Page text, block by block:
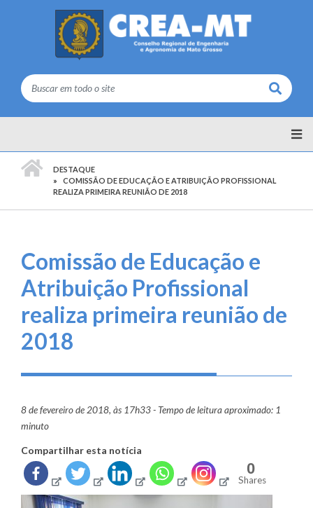
Buscar
DESTAQUE
COMISSÃO DE EDUCAÇÃO E ATRIBUIÇÃO PROFISSIONAL
REALIZA PRIMEIRA REUNIÃO DE 2018
Comissão de Educação e
Atribuição Profissional
realiza primeira reunião de
2018
8 de fevereiro de 2018, às 17h33 - Tempo de leitura aproximado: 1
minuto
Compartilhar esta notícia
0
Shares